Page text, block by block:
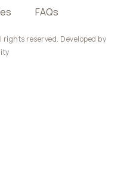
FAQs
reserved. Developed by